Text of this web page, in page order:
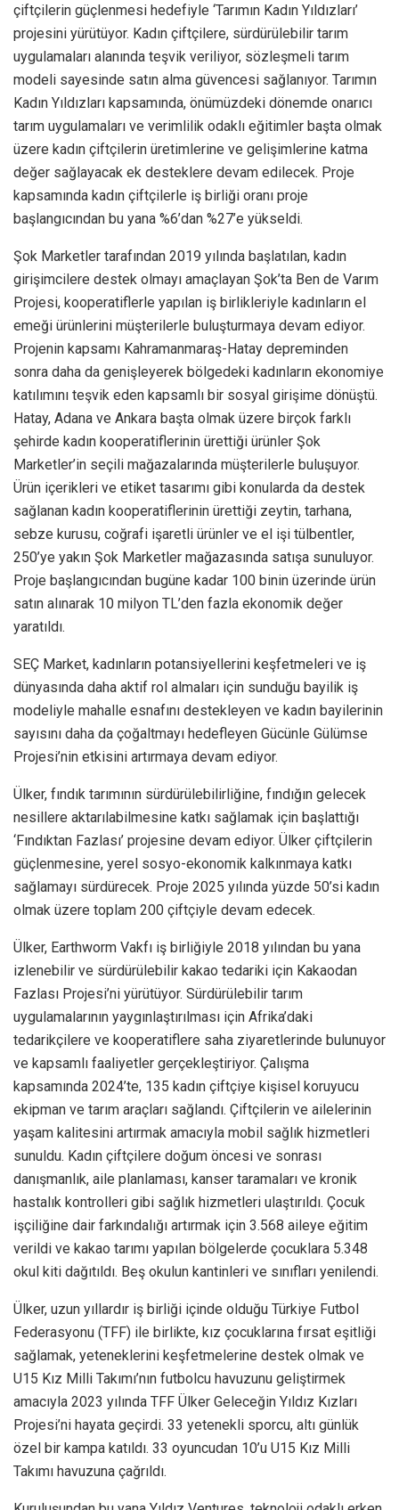
çiftçilerin güçlenmesi hedefiyle ‘Tarımın Kadın Yıldızları’
projesini yürütüyor. Kadın çiftçilere, sürdürülebilir tarım
uygulamaları alanında teşvik veriliyor, sözleşmeli tarım
modeli sayesinde satın alma güvencesi sağlanıyor. Tarımın
Kadın Yıldızları kapsamında, önümüzdeki dönemde onarıcı
tarım uygulamaları ve verimlilik odaklı eğitimler başta olmak
üzere kadın çiftçilerin üretimlerine ve gelişimlerine katma
değer sağlayacak ek desteklere devam edilecek. Proje
kapsamında kadın çiftçilerle iş birliği oranı proje
başlangıcından bu yana %6’dan %27’e yükseldi.
Şok Marketler tarafından 2019 yılında başlatılan, kadın
girişimcilere destek olmayı amaçlayan Şok’ta Ben de Varım
Projesi, kooperatiflerle yapılan iş birlikleriyle kadınların el
emeği ürünlerini müşterilerle buluşturmaya devam ediyor.
Projenin kapsamı Kahramanmaraş-Hatay depreminden
sonra daha da genişleyerek bölgedeki kadınların ekonomiye
katılımını teşvik eden kapsamlı bir sosyal girişime dönüştü.
Hatay, Adana ve Ankara başta olmak üzere birçok farklı
şehirde kadın kooperatiflerinin ürettiği ürünler Şok
Marketler’in seçili mağazalarında müşterilerle buluşuyor.
Ürün içerikleri ve etiket tasarımı gibi konularda da destek
sağlanan kadın kooperatiflerinin ürettiği zeytin, tarhana,
sebze kurusu, coğrafi işaretli ürünler ve el işi tülbentler,
250’ye yakın Şok Marketler mağazasında satışa sunuluyor.
Proje başlangıcından bugüne kadar 100 binin üzerinde ürün
satın alınarak 10 milyon TL’den fazla ekonomik değer
yaratıldı.
SEÇ Market, kadınların potansiyellerini keşfetmeleri ve iş
dünyasında daha aktif rol almaları için sunduğu bayilik iş
modeliyle mahalle esnafını destekleyen ve kadın bayilerinin
sayısını daha da çoğaltmayı hedefleyen Gücünle Gülümse
Projesi’nin etkisini artırmaya devam ediyor.
Ülker, fındık tarımının sürdürülebilirliğine, fındığın gelecek
nesillere aktarılabilmesine katkı sağlamak için başlattığı
‘Fındıktan Fazlası’ projesine devam ediyor. Ülker çiftçilerin
güçlenmesine, yerel sosyo-ekonomik kalkınmaya katkı
sağlamayı sürdürecek. Proje 2025 yılında yüzde 50’si kadın
olmak üzere toplam 200 çiftçiyle devam edecek.
Ülker, Earthworm Vakfı iş birliğiyle 2018 yılından bu yana
izlenebilir ve sürdürülebilir kakao tedariki için Kakaodan
Fazlası Projesi’ni yürütüyor. Sürdürülebilir tarım
uygulamalarının yaygınlaştırılması için Afrika’daki
tedarikçilere ve kooperatiflere saha ziyaretlerinde bulunuyor
ve kapsamlı faaliyetler gerçekleştiriyor. Çalışma
kapsamında 2024’te, 135 kadın çiftçiye kişisel koruyucu
ekipman ve tarım araçları sağlandı. Çiftçilerin ve ailelerinin
yaşam kalitesini artırmak amacıyla mobil sağlık hizmetleri
sunuldu. Kadın çiftçilere doğum öncesi ve sonrası
danışmanlık, aile planlaması, kanser taramaları ve kronik
hastalık kontrolleri gibi sağlık hizmetleri ulaştırıldı. Çocuk
işçiliğine dair farkındalığı artırmak için 3.568 aileye eğitim
verildi ve kakao tarımı yapılan bölgelerde çocuklara 5.348
okul kiti dağıtıldı. Beş okulun kantinleri ve sınıfları yenilendi.
Ülker, uzun yıllardır iş birliği içinde olduğu Türkiye Futbol
Federasyonu (TFF) ile birlikte, kız çocuklarına fırsat eşitliği
sağlamak, yeteneklerini keşfetmelerine destek olmak ve
U15 Kız Milli Takımı’nın futbolcu havuzunu geliştirmek
amacıyla 2023 yılında TFF Ülker Geleceğin Yıldız Kızları
Projesi’ni hayata geçirdi. 33 yetenekli sporcu, altı günlük
özel bir kampa katıldı. 33 oyuncudan 10’u U15 Kız Milli
Takımı havuzuna çağrıldı.